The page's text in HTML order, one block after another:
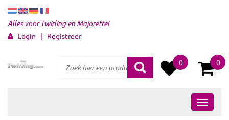
Alles voor Twirling en Majorette!
Login | Registreer
0 0